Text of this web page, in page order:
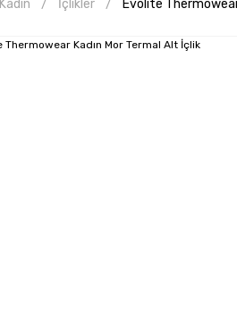
Kadın İçlikler Evolite